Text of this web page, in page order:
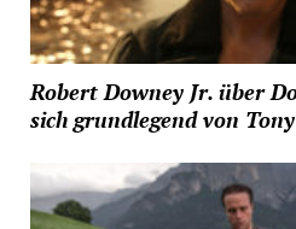
Robert Downey Jr. über
sich grundlegend von